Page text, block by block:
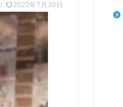
/ 2022年7月30日